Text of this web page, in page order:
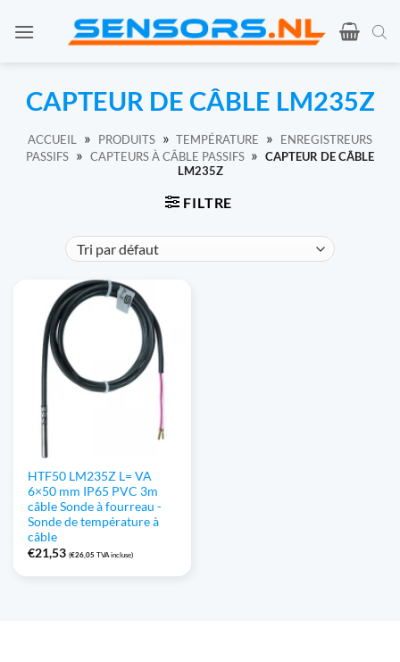
CAPTEUR DE CÂBLE LM235Z
ACCUEIL » PRODUITS » TEMPÉRATURE »
ENREGISTREURS
PASSIFS » CAPTEURS À CÂBLE PASSIFS » CAPTEUR DE CÂBLE
LM235Z
FILTRE
HTF50 LM235Z L= VA
6×50 mm IP65 PVC 3m
câble Sonde à fourreau -
Sonde de température à
câble
€21,53 (€26,05 TVA incluse)